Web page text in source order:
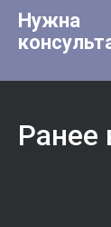
Нужна
Ранее